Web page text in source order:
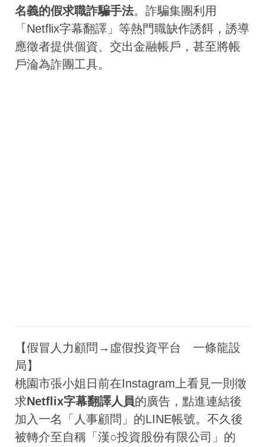
名義的假求職詐騙手法。詐騙集團利用
「Netflix字幕翻譯」等熱門職缺作誘餌，誘導
應徵者提供個資、交出金融帳戶，甚至將帳
戶淪為詐團工具。
【假冒人力顧問→虛假投資平台 一條龍設
局】
桃園市張小姐日前在Instagram上看見一則徵
求Netflix字幕翻譯人員的廣告，點進連結後
加入一名「人事顧問」的LINE帳號。不久後
被轉介至自稱「漢○投資股份有限公司」的